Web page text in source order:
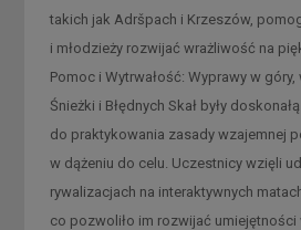
takich jak Adršpach i Krzeszów,
i młodzieży rozwijać wrażliwość na
Pomoc i Wytrwałość: Wyprawy w
Śnieżki i Błędnych Skał były
do praktykowania zasady wzajemnej
w dążeniu do celu. Uczestnicy wzięli
rywalizacjach na interaktywnych matach
co pozwoliło im rozwijać umiejętności